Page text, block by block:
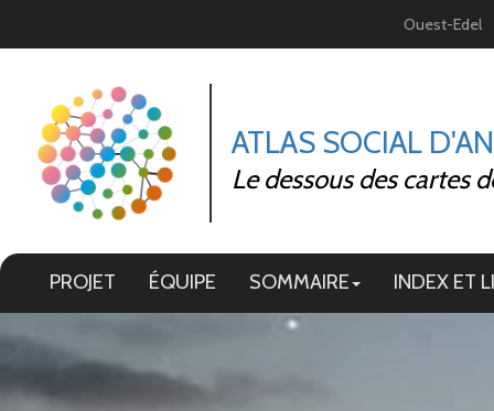
Ouest-Edel
ATLAS SOCIAL
Le dessous des cartes
PROJET ÉQUIPE SOMMAIRE INDEX ET